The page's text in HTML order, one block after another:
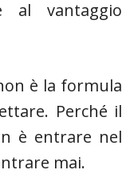
al vantaggio
è la formula
Perché il
è entrare nel
mai.